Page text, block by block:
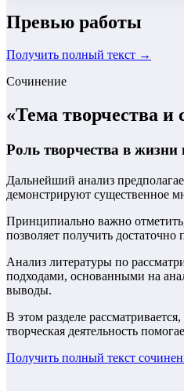
Превью работы
Получить полный текст →
Сочинение
«Тема творчества и
Роль творчества в жизни
Дальнейший анализ
демонстрируют существенное
Принципиально важно
позволяет получить
Анализ литературы по
подходами, основанными на
выводы.
В этом разделе
творческая деятельность
Получить полный текст